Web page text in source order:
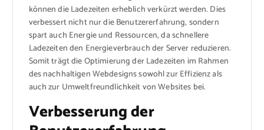
können die Ladezeiten erheblich verkürzt werden. Dies
verbessert nicht nur die Benutzererfahrung, sondern
spart auch Energie und Ressourcen, da schnellere
Ladezeiten den Energieverbrauch der Server reduzieren.
Somit trägt die Optimierung der Ladezeiten im Rahmen
des nachhaltigen Webdesigns sowohl zur Effizienz als
auch zur Umweltfreundlichkeit von Websites bei.
Verbesserung der